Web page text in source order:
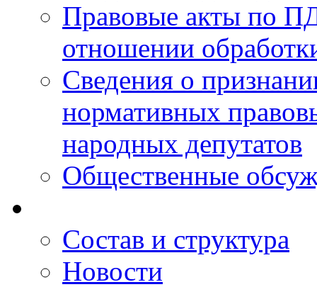
Правовые акты по
отношении
Сведения о
нормативных
народных депутатов
Общественные
Состав и структура
Новости